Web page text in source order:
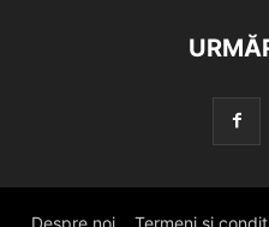
Despre noi Termeni si